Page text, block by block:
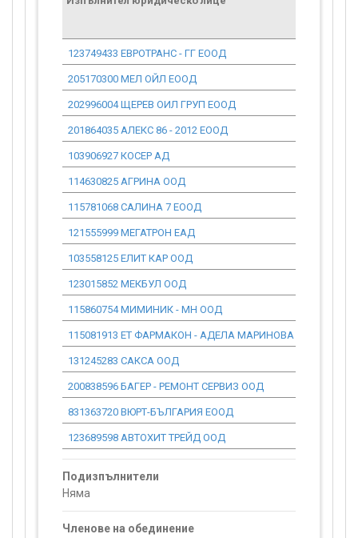
123749433 ЕВРОТРАНС - ГГ ЕООД
205170300 МЕЛ ОЙЛ ЕООД
202996004 ЩЕРЕВ ОИЛ ГРУП ЕООД
201864035 АЛЕКС 86 - 2012 ЕООД
103906927 КОСЕР АД
114630825 АГРИНА ООД
115781068 САЛИНА 7 ЕООД
121555999 МЕГАТРОН ЕАД
103558125 ЕЛИТ КАР ООД
123015852 МЕКБУЛ ООД
115860754 МИМИНИК - МН ООД
115081913 ЕТ ФАРМАКОН - АДЕЛА МАРИНОВА
131245283 САКСА ООД
200838596 БАГЕР - РЕМОНТ СЕРВИЗ ООД
831363720 ВЮРТ-БЪЛГАРИЯ ЕООД
123689598 АВТОХИТ ТРЕЙД ООД
Подизпълнители
Няма
Членове на обединение